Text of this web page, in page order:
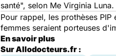
santé", selon Me Virginia Luna.
Pour rappel, les prothèses
femmes seraient porteuses
En savoir plus
Sur Allodocteurs.fr :